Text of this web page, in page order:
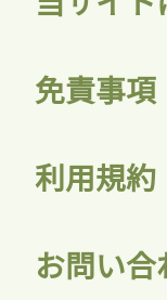
免責事項
利用規約
お問い合